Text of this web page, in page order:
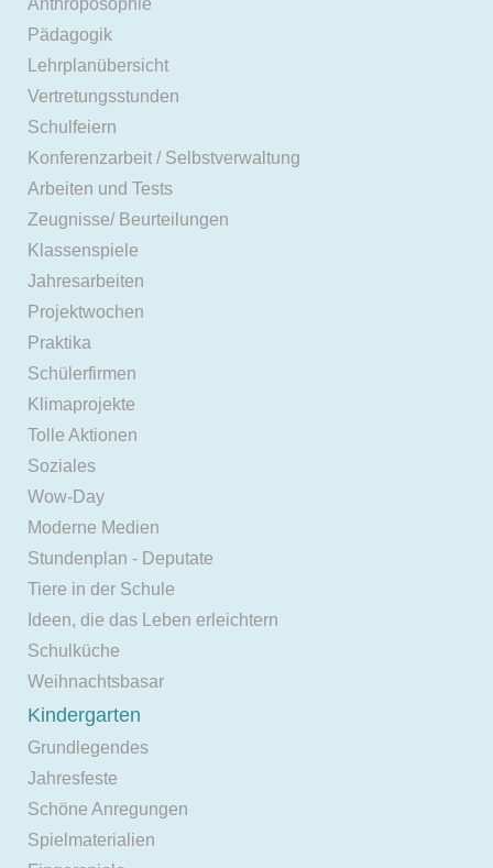
Pädagogik
Lehrplanübersicht
Vertretungsstunden
Schulfeiern
Konferenzarbeit / Selbstverwaltung
Arbeiten und Tests
Zeugnisse/ Beurteilungen
Klassenspiele
Jahresarbeiten
Projektwochen
Praktika
Schülerfirmen
Klimaprojekte
Tolle Aktionen
Soziales
Wow-Day
Moderne Medien
Stundenplan - Deputate
Tiere in der Schule
Ideen, die das Leben erleichtern
Schulküche
Weihnachtsbasar
Kindergarten
Grundlegendes
Jahresfeste
Schöne Anregungen
Spielmaterialien